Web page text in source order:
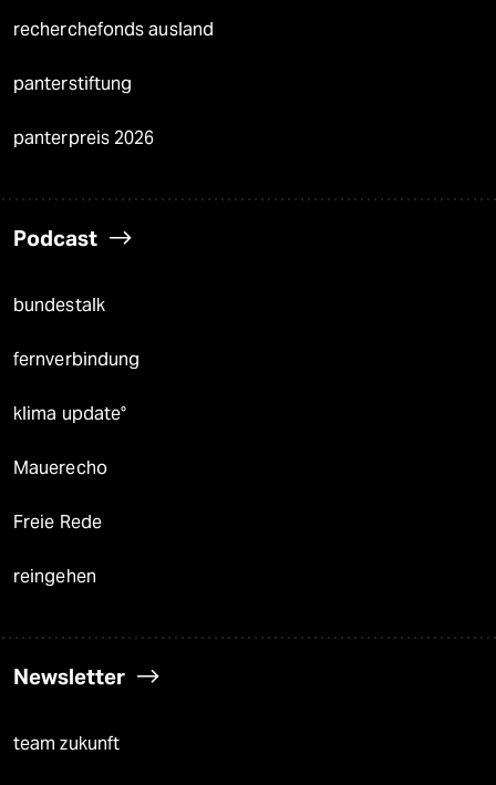
recherchefonds ausland
panterstiftung
panterpreis 2026
Podcast
bundestalk
fernverbindung
klima update°
Mauerecho
Freie Rede
reingehen
Newsletter
team zukunft